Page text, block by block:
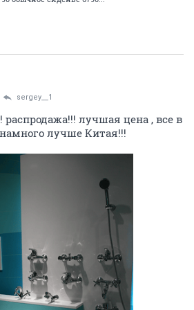
sergey__1
распродажа!!! лучшая цена , все в
лучше Китая!!!